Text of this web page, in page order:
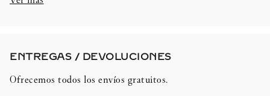
ENTREGAS / DEVOLUCIONES​
Ofrecemos todos los envíos gratuitos.